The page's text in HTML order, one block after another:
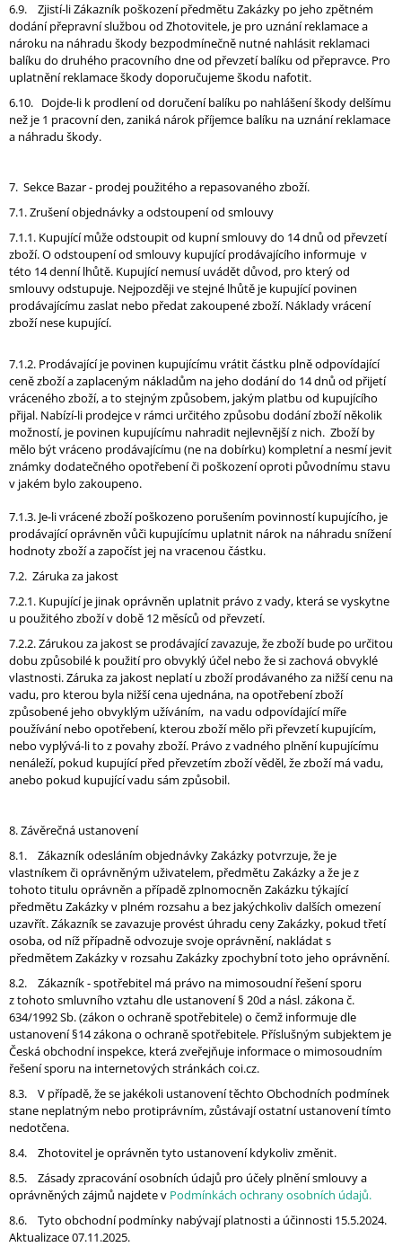
6.9. Zjistí-li Zákazník poškození předmětu Zakázky po jeho zpětném
dodání přepravní službou od Zhotovitele, je pro uznání reklamace a
nároku na náhradu škody bezpodmínečně nutné nahlásit reklamaci
balíku do druhého pracovního dne od převzetí balíku od přepravce. Pro
uplatnění reklamace škody doporučujeme škodu nafotit.
6.10. Dojde-li k prodlení od doručení balíku po nahlášení škody delšímu
než je 1 pracovní den, zaniká nárok příjemce balíku na uznání reklamace
a náhradu škody.
7. Sekce Bazar - prodej použitého a repasovaného zboží.
7.1. Zrušení objednávky a odstoupení od smlouvy
7.1.1. Kupující může odstoupit od kupní smlouvy do 14 dnů od převzetí
zboží. O odstoupení od smlouvy kupující prodávajícího informuje v
této 14 denní lhůtě. Kupující nemusí uvádět důvod, pro který od
smlouvy odstupuje. Nejpozději ve stejné lhůtě je kupující povinen
prodávajícímu zaslat nebo předat zakoupené zboží. Náklady vrácení
zboží nese kupující.
7.1.2. Prodávající je povinen kupujícímu vrátit částku plně odpovídající
ceně zboží a zaplaceným nákladům na jeho dodání do 14 dnů od přijetí
vráceného zboží, a to stejným způsobem, jakým platbu od kupujícího
přijal. Nabízí-li prodejce v rámci určitého způsobu dodání zboží několik
možností, je povinen kupujícímu nahradit nejlevnější z nich. Zboží by
mělo být vráceno prodávajícímu (ne na dobírku) kompletní a nesmí jevit
známky dodatečného opotřebení či poškození oproti původnímu stavu
v jakém bylo zakoupeno.
7.1.3. Je-li vrácené zboží poškozeno porušením povinností kupujícího, je
prodávající oprávněn vůči kupujícímu uplatnit nárok na náhradu snížení
hodnoty zboží a započíst jej na vracenou částku.
7.2. Záruka za jakost
7.2.1. Kupující je jinak oprávněn uplatnit právo z vady, která se vyskytne
u použitého zboží v době 12 měsíců od převzetí.
7.2.2. Zárukou za jakost se prodávající zavazuje, že zboží bude po určitou
dobu způsobilé k použití pro obvyklý účel nebo že si zachová obvyklé
vlastnosti. Záruka za jakost neplatí u zboží prodávaného za nižší cenu na
vadu, pro kterou byla nižší cena ujednána, na opotřebení zboží
způsobené jeho obvyklým užíváním, na vadu odpovídající míře
používání nebo opotřebení, kterou zboží mělo při převzetí kupujícím,
nebo vyplývá-li to z povahy zboží. Právo z vadného plnění kupujícímu
nenáleží, pokud kupující před převzetím zboží věděl, že zboží má vadu,
anebo pokud kupující vadu sám způsobil.
8. Závěrečná ustanovení
8.1. Zákazník odesláním objednávky Zakázky potvrzuje, že je
vlastníkem či oprávněným uživatelem, předmětu Zakázky a že je z
tohoto titulu oprávněn a případě zplnomocněn Zakázku týkající
předmětu Zakázky v plném rozsahu a bez jakýchkoliv dalších omezení
uzavřít. Zákazník se zavazuje provést úhradu ceny Zakázky, pokud třetí
osoba, od níž případně odvozuje svoje oprávnění, nakládat s
předmětem Zakázky v rozsahu Zakázky zpochybní toto jeho oprávnění.
8.2. Zákazník - spotřebitel má právo na mimosoudní řešení sporu
z tohoto smluvního vztahu dle ustanovení § 20d a násl. zákona č.
634/1992 Sb. (zákon o ochraně spotřebitele) o čemž informuje dle
ustanovení §14 zákona o ochraně spotřebitele. Příslušným subjektem je
Česká obchodní inspekce, která zveřejňuje informace o mimosoudním
řešení sporu na internetových stránkách coi.cz.
8.3. V případě, že se jakékoli ustanovení těchto Obchodních podmínek
stane neplatným nebo protiprávním, zůstávají ostatní ustanovení tímto
nedotčena.
8.4. Zhotovitel je oprávněn tyto ustanovení kdykoliv změnit.
8.5. Zásady zpracování osobních údajů pro účely plnění smlouvy a
oprávněných zájmů najdete v Podmínkách ochrany osobních údajů.
8.6. Tyto obchodní podmínky nabývají platnosti a účinnosti 15.5.2024.
Aktualizace 07.11.2025.